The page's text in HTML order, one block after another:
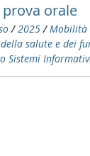
orale
/2025 /Mobilità
salute e dei
Sistemi